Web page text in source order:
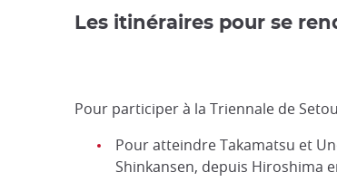
Les itinéraires pour se
Pour participer à la Triennale de
Pour atteindre Takamatsu et
Shinkansen, depuis Hiroshima